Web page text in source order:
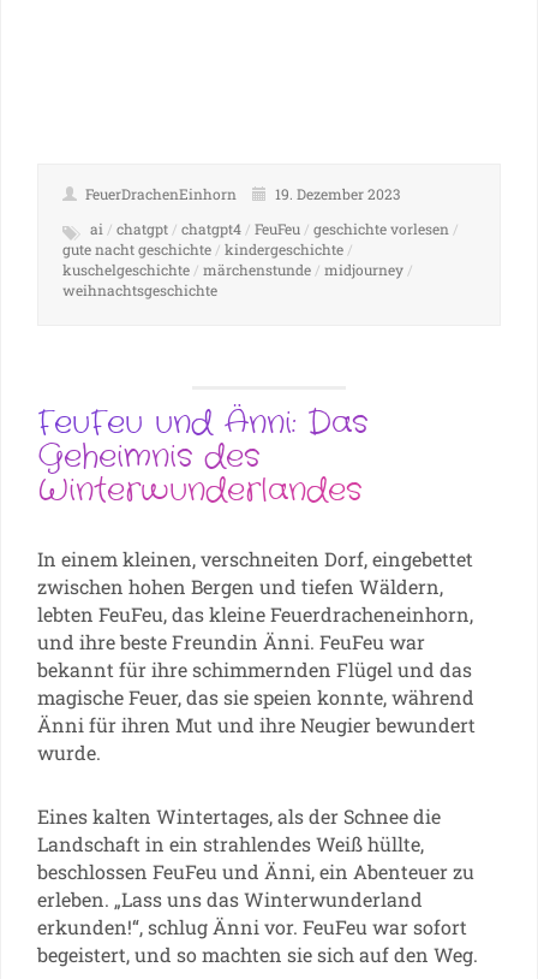
FeuerDrachenEinhorn
19. Dezember 2023
ai / chatgpt / chatgpt4 / FeuFeu / geschichte vorlesen /
gute nacht geschichte / kindergeschichte /
kuschelgeschichte / märchenstunde / midjourney /
weihnachtsgeschichte
FeuFeu und Änni: Das
Geheimnis des
Winterwunderlandes
In einem kleinen, verschneiten Dorf, eingebettet
zwischen hohen Bergen und tiefen Wäldern,
lebten FeuFeu, das kleine Feuerdracheneinhorn,
und ihre beste Freundin Änni. FeuFeu war
bekannt für ihre schimmernden Flügel und das
magische Feuer, das sie speien konnte, während
Änni für ihren Mut und ihre Neugier bewundert
wurde.
Eines kalten Wintertages, als der Schnee die
Landschaft in ein strahlendes Weiß hüllte,
beschlossen FeuFeu und Änni, ein Abenteuer zu
erleben. „Lass uns das Winterwunderland
erkunden!“, schlug Änni vor. FeuFeu war sofort
begeistert, und so machten sie sich auf den Weg.